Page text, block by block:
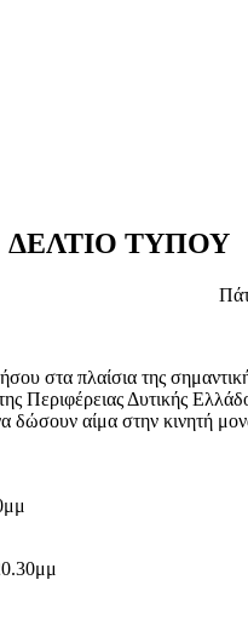
ΔΕΛΤΙΟ ΤΥΠΟΥ
στα πλαίσια της
Περιφέρειας Δυτικής
δώσουν αίμα στην κινητή